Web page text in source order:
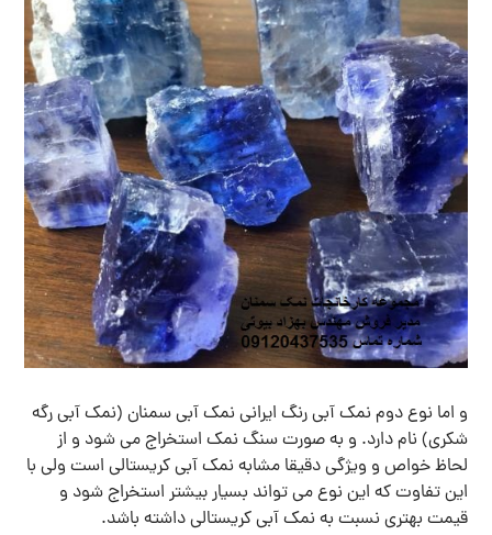
و اما نوع دوم نمک آبی رنگ ایرانی نمک آبی سمنان (نمک آبی رگه
شکری) نام دارد. و به صورت سنگ نمک استخراج می شود و از
لحاظ خواص و ویژگی دقیقا مشابه نمک آبی کریستالی است ولی با
این تفاوت که این نوع می تواند بسیار بیشتر استخراج شود و
قیمت بهتری نسبت به نمک آبی کریستالی داشته باشد.